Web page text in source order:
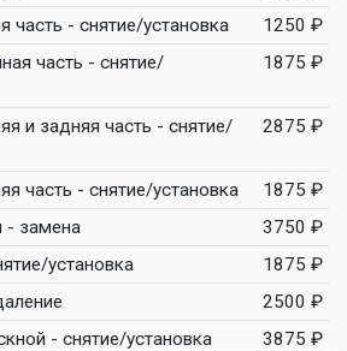
часть - снятие/установка
1250 ₽
часть - снятие/
1875 ₽
и задняя часть - снятие/
2875 ₽
часть - снятие/установка
1875 ₽
- замена
3750 ₽
установка
1875 ₽
2500 ₽
- снятие/установка
3875 ₽